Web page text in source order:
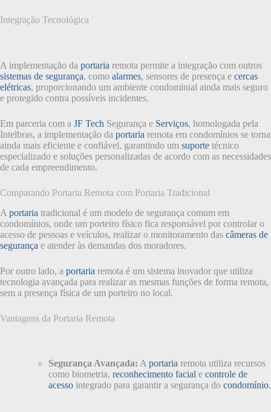
Integração Tecnológica
A implementação da portaria remota permite a integração com outros
sistemas de segurança, como alarmes, sensores de presença e cercas
elétricas, proporcionando um ambiente condominial ainda mais seguro
e protegido contra possíveis incidentes.
Em parceria com a JF Tech Segurança e Serviços, homologada pela
Intelbras, a implementação da portaria remota em condomínios se torna
ainda mais eficiente e confiável, garantindo um suporte técnico
especializado e soluções personalizadas de acordo com as necessidades
de cada empreendimento.
Comparando Portaria Remota com Portaria Tradicional
A portaria tradicional é um modelo de segurança comum em
condomínios, onde um porteiro físico fica responsável por controlar o
acesso de pessoas e veículos, realizar o monitoramento das câmeras de
segurança e atender às demandas dos moradores.
Por outro lado, a portaria remota é um sistema inovador que utiliza
tecnologia avançada para realizar as mesmas funções de forma remota,
sem a presença física de um porteiro no local.
Vantagens da Portaria Remota
Segurança Avançada: A portaria remota utiliza recursos
como biometria, reconhecimento facial e controle de
acesso integrado para garantir a segurança do condomínio.